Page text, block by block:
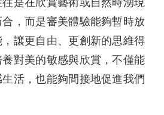
是在欣賞藝術或自然時湧現
，而是審美體驗能夠暫時放
讓更自由、更創新的思維得
對美的敏感與欣賞，不僅能
活，也能夠間接地促進我們